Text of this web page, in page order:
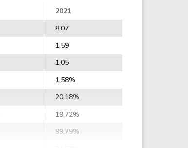
2021
8,07
1,59
1,05
1,58%
20,18%
19,72%
99,79%